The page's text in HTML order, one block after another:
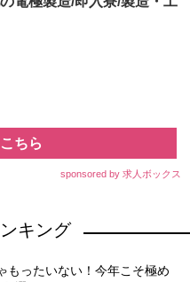
ちら
sponsored by 求人ボックス
キング
もったいない！今年こそ極め